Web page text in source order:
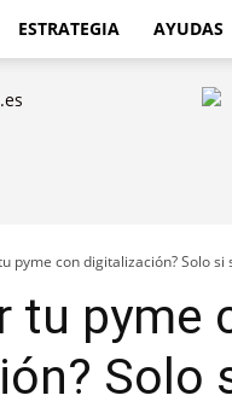
ESTRATEGIA AYUDAS
pyme con digitalización? Solo
tu pyme
Solo